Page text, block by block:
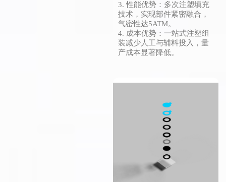
3. 性能优势：多次注塑填充
技术，实现部件紧密融合，
气密性达5ATM。
4. 成本优势：一站式注塑组
装减少人工与辅料投入，量
产成本显著降低。